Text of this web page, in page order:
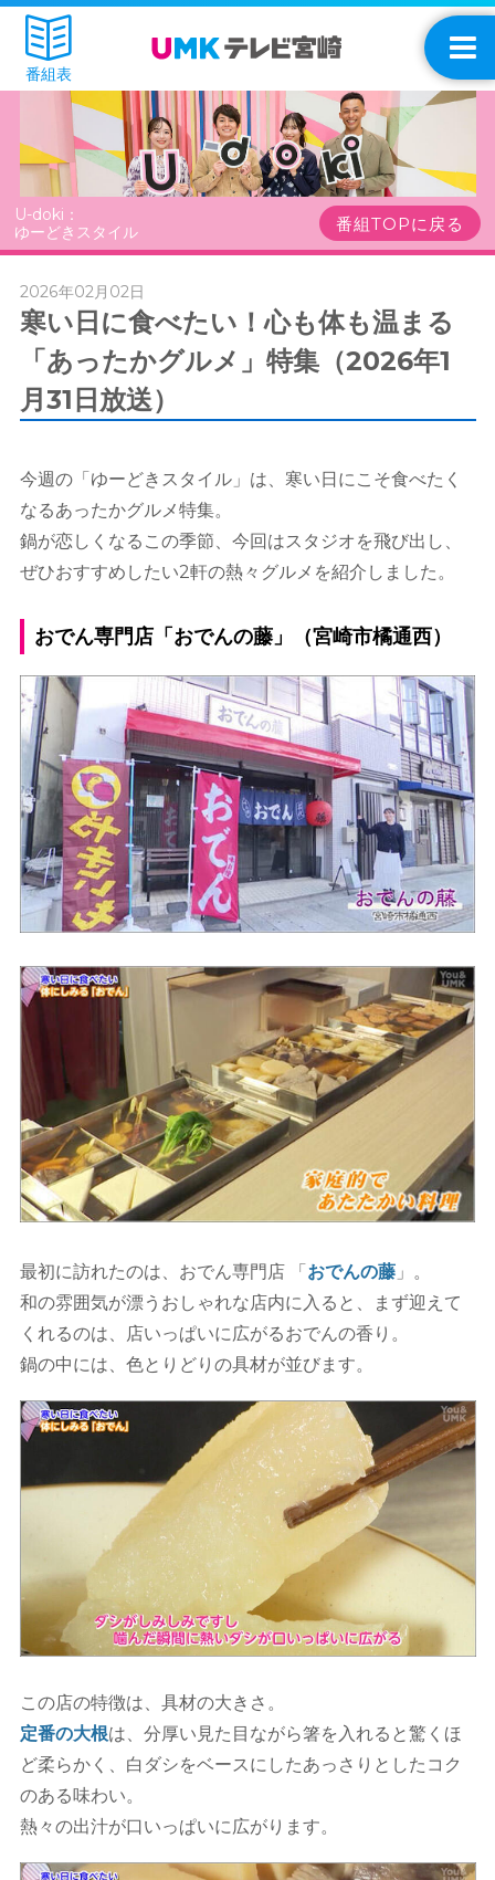
番組表
U-doki：
ゆーどきスタイル
番組TOPに戻る
2026年02月02日
寒い日に食べたい！心も体も温まる
「あったかグルメ」特集（2026年1
月31日放送）
今週の「ゆーどきスタイル」は、寒い日にこそ食べたく
なるあったかグルメ特集。
鍋が恋しくなるこの季節、今回はスタジオを飛び出し、
ぜひおすすめしたい2軒の熱々グルメを紹介しました。
おでん専門店「おでんの藤」（宮崎市橘通西）
最初に訪れたのは、おでん専門店 「おでんの藤」。
和の雰囲気が漂うおしゃれな店内に入ると、まず迎えて
くれるのは、店いっぱいに広がるおでんの香り。
鍋の中には、色とりどりの具材が並びます。
この店の特徴は、具材の大きさ。
定番の大根は、分厚い見た目ながら箸を入れると驚くほ
ど柔らかく、白ダシをベースにしたあっさりとしたコク
のある味わい。
熱々の出汁が口いっぱいに広がります。